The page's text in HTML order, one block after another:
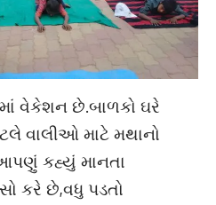
વેકેશન છે.બાળકો ઘરે
વાલીઓ માટે મથાનો
કહ્યું માનતા
કરે છે,વધુ પડતો